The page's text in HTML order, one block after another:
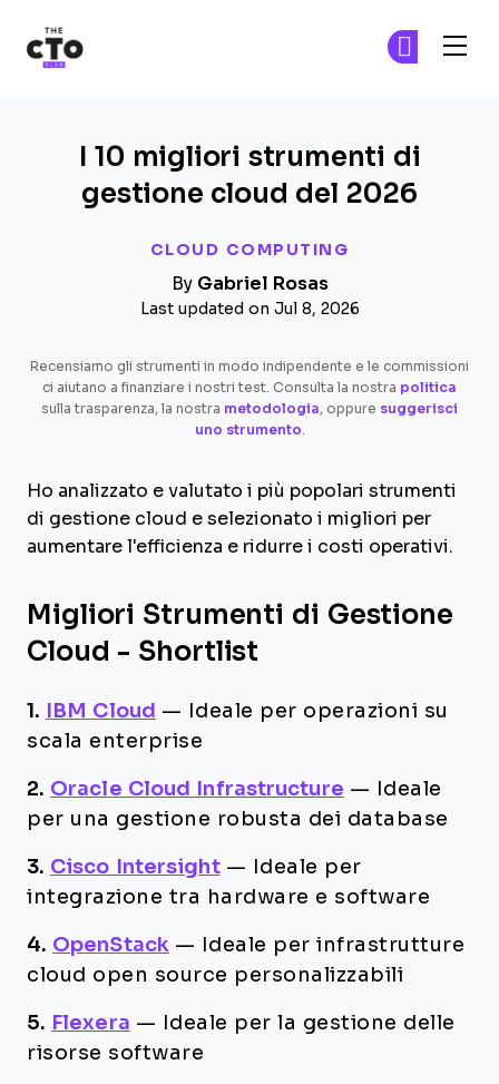
CLOUD COMPUTING
I 10 migliori strumenti di
gestione cloud del 2026
By Gabriel Rosas
Last updated on Jul 8, 2026
Recensiamo gli strumenti in modo indipendente e le commissioni
ci aiutano a finanziare i nostri test. Consulta la nostra politica
sulla trasparenza, la nostra metodologia, oppure suggerisci
uno strumento.
Ho analizzato e valutato i più popolari strumenti
di gestione cloud e selezionato i migliori per
aumentare l'efficienza e ridurre i costi operativi.
Migliori Strumenti di Gestione
Cloud - Shortlist
1. IBM Cloud —
Ideale per operazioni su
scala enterprise
2. Oracle Cloud Infrastructure —
Ideale
per una gestione robusta dei database
3. Cisco Intersight —
Ideale per
integrazione tra hardware e software
4. OpenStack —
Ideale per infrastrutture
cloud open source personalizzabili
5. Flexera —
Ideale per la gestione delle
risorse software